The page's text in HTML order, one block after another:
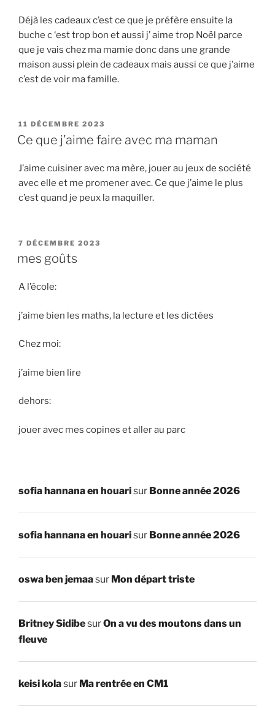
Déjà les cadeaux c’est ce que je préfère ensuite la
buche c ‘est trop bon et aussi j’ aime trop Noël parce
que je vais chez ma mamie donc dans une grande
maison aussi plein de cadeaux mais aussi ce que j’aime
c’est de voir ma famille.
PUBLIÉ
LE
11 DÉCEMBRE 2023
Ce que j’aime faire avec ma maman
J’aime cuisiner avec ma mère, jouer au jeux de société
avec elle et me promener avec. Ce que j’aime le plus
c’est quand je peux la maquiller.
PUBLIÉ
7 DÉCEMBRE 2023
mes goûts
A l’école:
j’aime bien les maths, la lecture et les dictées
Chez moi:
j’aime bien lire
dehors:
jouer avec mes copines et aller au parc
sofia hannana en houarisur Bonne année 2026
sofia hannana en houarisur Bonne année 2026
oswa ben jemaasur Mon départ triste
Britney SidibesurOn a vu des moutons dans un
fleuve
keisi kolasur Ma rentrée en CM1